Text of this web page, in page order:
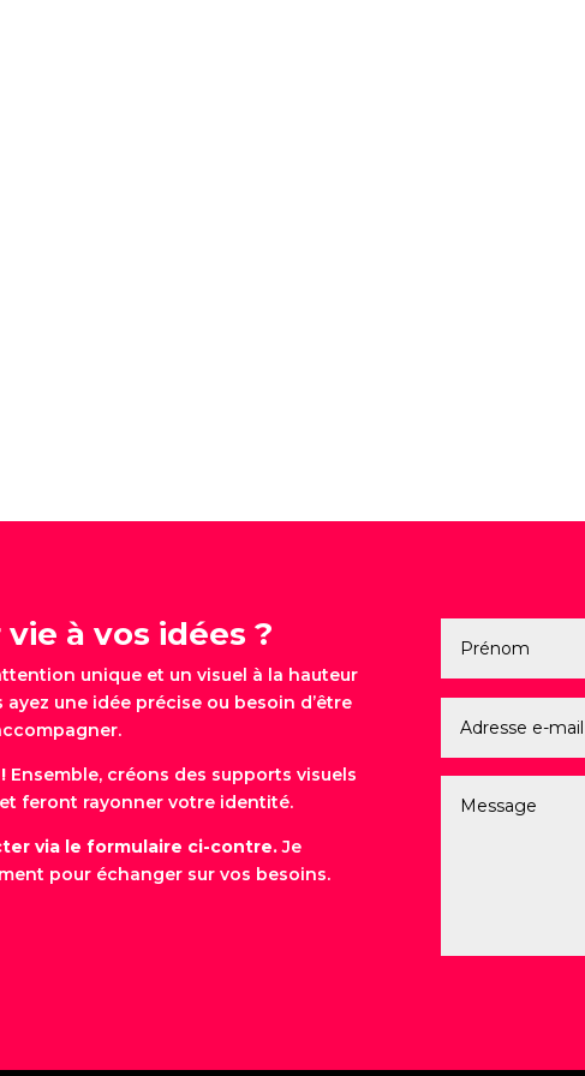
à vos idées ?
unique et un visuel à la hauteur
une idée précise ou besoin d’être
Ensemble, créons des supports visuels
feront rayonner votre identité.
via le formulaire ci-contre.Je
pour échanger sur vos besoins.